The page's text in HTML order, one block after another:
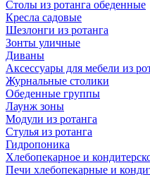
Столы из ротанга обеденные
Кресла садовые
Шезлонги из ротанга
Зонты уличные
Диваны
Аксессуары для мебели из
Журнальные столики
Обеденные группы
Лаунж зоны
Модули из ротанга
Стулья из ротанга
Гидропоника
Хлебопекарное и
Печи хлебопекарные и